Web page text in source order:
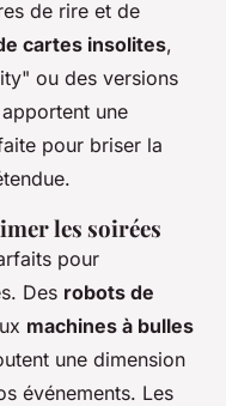
de rire et de
cartes insolites,
ou des versions
une
pour briser la
les soirées
pour
Des robots de
machines à bulles
une dimension
événements. Les